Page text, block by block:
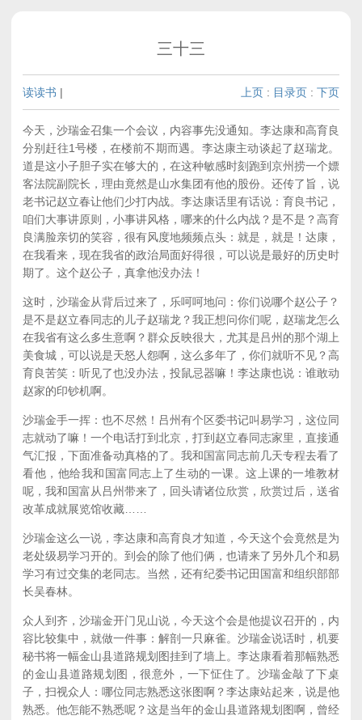
三十三
读读书 | 上页 : 目录页 : 下页
今天，沙瑞金召集一个会议，内容事先没通知。李达康和高育良
分别赶往1号楼，在楼前不期而遇。李达康主动谈起了赵瑞龙。
道是这小子胆子实在够大的，在这种敏感时刻跑到京州捞一个嫖
客法院副院长，理由竟然是山水集团有他的股份。还传了旨，说
老书记赵立春让他们少打内战。李达康话里有话说：育良书记，
咱们大事讲原则，小事讲风格，哪来的什么内战？是不是？高育
良满脸亲切的笑容，很有风度地频频点头：就是，就是！达康，
在我看来，现在我省的政治局面好得很，可以说是最好的历史时
期了。这个赵公子，真拿他没办法！
这时，沙瑞金从背后过来了，乐呵呵地问：你们说哪个赵公子？
是不是赵立春同志的儿子赵瑞龙？我正想问你们呢，赵瑞龙怎么
在我省有这么多生意啊？群众反映很大，尤其是吕州的那个湖上
美食城，可以说是天怒人怨啊，这么多年了，你们就听不见？高
育良苦笑：听见了也没办法，投鼠忌器嘛！李达康也说：谁敢动
赵家的印钞机啊。
沙瑞金手一挥：也不尽然！吕州有个区委书记叫易学习，这位同
志就动了嘛！一个电话打到北京，打到赵立春同志家里，直接通
气汇报，下面准备动真格的了。我和国富同志前几天专程去看了
看他，他给我和国富同志上了生动的一课。这上课的一堆教材
呢，我和国富从吕州带来了，回头请诸位欣赏，欣赏过后，送省
改革成就展览馆收藏……
沙瑞金这么一说，李达康和高育良才知道，今天这个会竟然是为
老处级易学习开的。到会的除了他们俩，也请来了另外几个和易
学习有过交集的老同志。当然，还有纪委书记田国富和组织部部
长吴春林。
众人到齐，沙瑞金开门见山说，今天这个会是他提议召开的，内
容比较集中，就做一件事：解剖一只麻雀。沙瑞金说话时，机要
秘书将一幅金山县道路规划图挂到了墙上。李达康看着那幅熟悉
的金山县道路规划图，很意外，一下怔住了。沙瑞金敲了下桌
子，扫视众人：哪位同志熟悉这张图啊？李达康站起来，说是他
熟悉。他怎能不熟悉呢？这是当年的金山县道路规划图啊，曾经